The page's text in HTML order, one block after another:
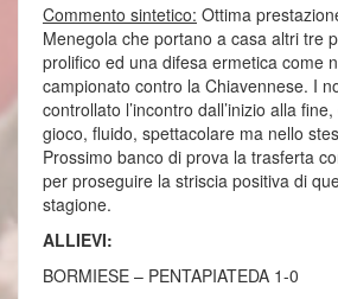
Commento sintetico: Ottima
Menegola che portano a casa altri tre
prolifico ed una difesa ermetica come
campionato contro la Chiavennese. I
controllato l’incontro dall’inizio alla
gioco, fluido, spettacolare ma nello
Prossimo banco di prova la trasferta
per proseguire la striscia positiva di
stagione.
ALLIEVI:
BORMIESE – PENTAPIATEDA 1-0